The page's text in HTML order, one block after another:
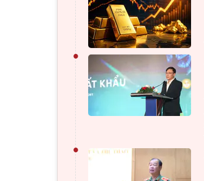
•
•